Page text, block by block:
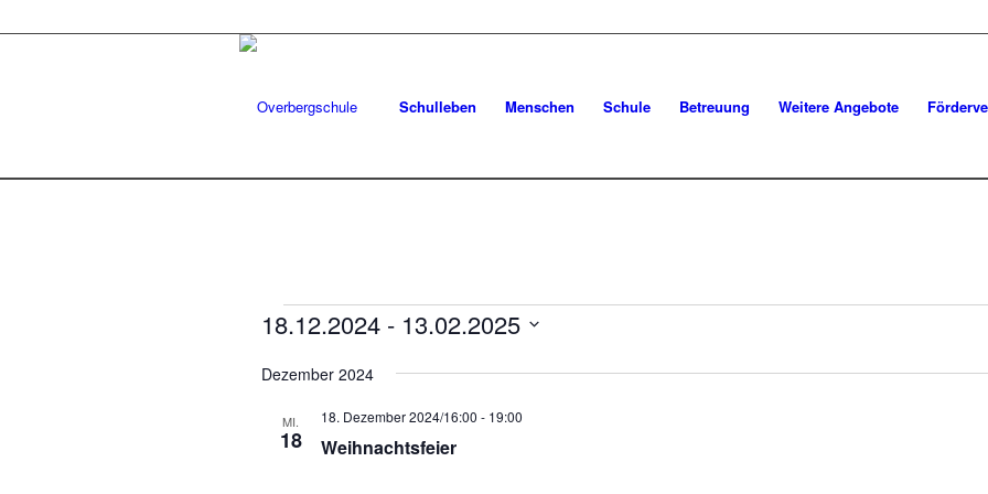
Schulleben Menschen Schule Betreuung Weitere Angebote
Veranstaltungen
18.12.2024 - 13.02.2025
wählen.
Dezember 2024
MI.
18 Weihnachtsfeier
18. Dezember 2024/16:00 - 19:00